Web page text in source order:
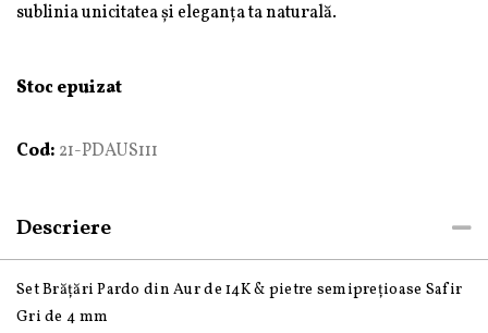
sublinia unicitatea și eleganța ta naturală.
Stoc epuizat
Cod: 21-PDAUS111
Descriere
Set Brățări Pardo din Aur de 14K & pietre semiprețioase Safir
Gri de 4 mm